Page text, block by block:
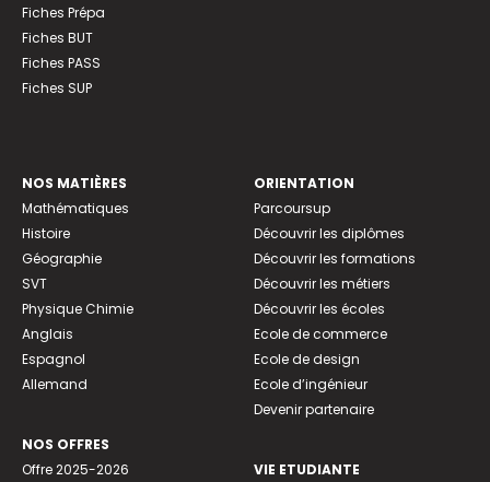
Fiches Prépa
Fiches BUT
Fiches PASS
Fiches SUP
NOS MATIÈRES
Mathématiques
Histoire
Géographie
SVT
Physique Chimie
Anglais
Espagnol
Allemand
NOS OFFRES
Offre 2025-2026
ORIENTATION
Parcoursup
Découvrir les diplômes
Découvrir les formations
Découvrir les métiers
Découvrir les écoles
Ecole de commerce
Ecole de design
Ecole d’ingénieur
Devenir partenaire
VIE ETUDIANTE